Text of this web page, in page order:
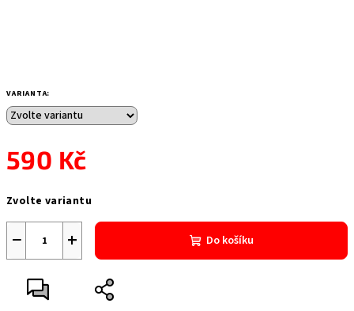
VARIANTA:
590 Kč
cena:
Zvolte variantu
+
− Do košíku